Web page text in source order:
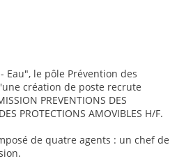
Eau", le pôle Prévention des
création de poste recrute
PREVENTIONS DES
PROTECTIONS AMOVIBLES H/F.
de quatre agents : un chef de